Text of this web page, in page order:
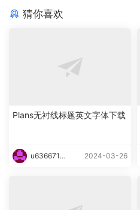
猜你喜欢
Plans无衬线标题英文字体下载
u6366719
2024-03-26